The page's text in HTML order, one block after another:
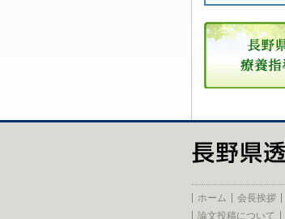
ホーム 会長挨拶
論文投稿について